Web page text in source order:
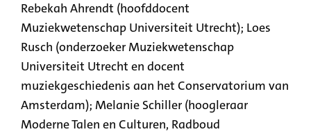
Rebekah Ahrendt (hoofddocent
Muziekwetenschap Universiteit Utrecht); Loes
Rusch (onderzoeker Muziekwetenschap
Universiteit Utrecht en docent
muziekgeschiedenis aan het Conservatorium van
Amsterdam); Melanie Schiller (hoogleraar
Moderne Talen en Culturen, Radboud